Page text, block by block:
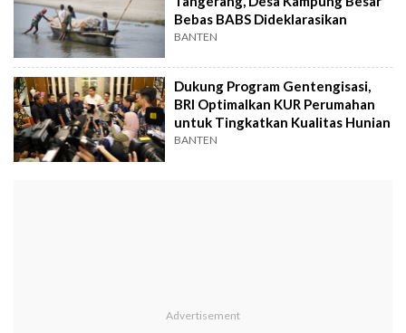
Bebas BABS Dideklarasikan
BANTEN
Dukung Program Gentengisasi,
BRI Optimalkan KUR Perumahan
untuk Tingkatkan Kualitas Hunian
BANTEN